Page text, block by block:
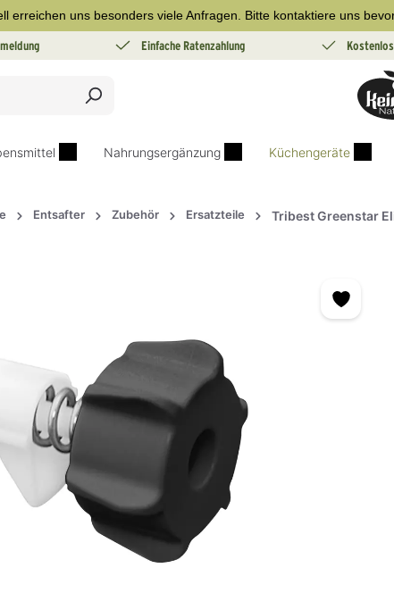
erreichen uns besonders viele Anfragen. Bitte kontaktiere uns
Einfache Ratenzahlung
Nahrungsergänzung Küchengeräte
Entsafter Zubehör Ersatzteile Tribest Greenstar